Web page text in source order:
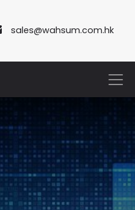
sales@wahsum.com.hk